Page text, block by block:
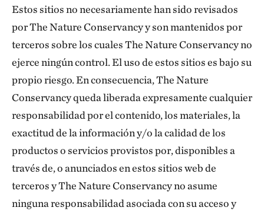
Estos sitios no necesariamente han sido revisados
por The Nature Conservancy y son mantenidos por
terceros sobre los cuales The Nature Conservancy no
ejerce ningún control. El uso de estos sitios es bajo su
propio riesgo. En consecuencia, The Nature
Conservancy queda liberada expresamente cualquier
responsabilidad por el contenido, los materiales, la
exactitud de la información y/o la calidad de los
productos o servicios provistos por, disponibles a
través de, o anunciados en estos sitios web de
terceros y The Nature Conservancy no asume
ninguna responsabilidad asociada con su acceso y